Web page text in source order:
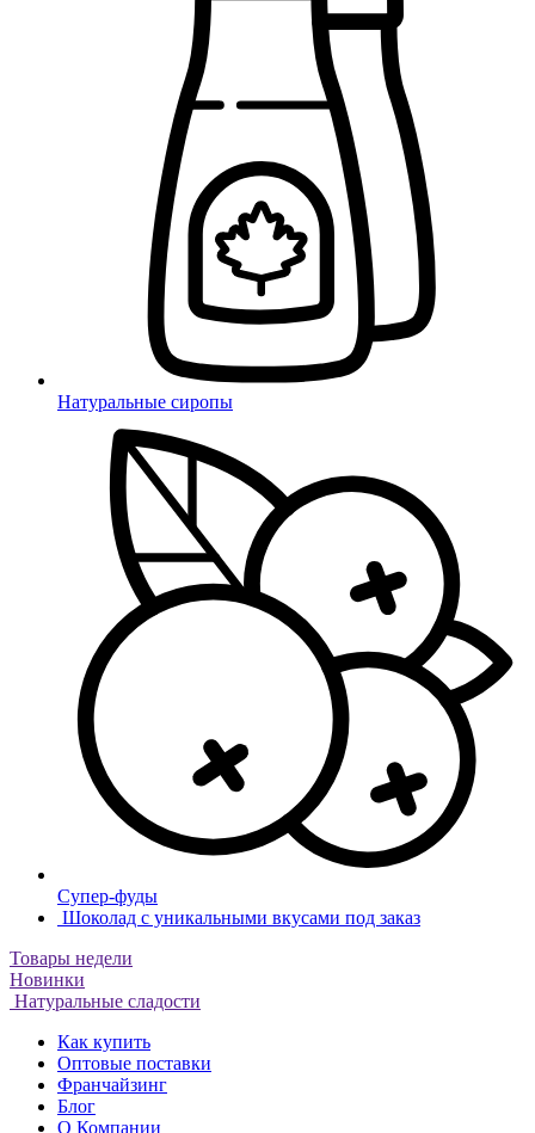
Натуральные сиропы
Супер-фуды
Шоколад с уникальными вкусами под заказ
Товары недели
Новинки
Натуральные сладости
Как купить
Оптовые поставки
Франчайзинг
Блог
О Компании